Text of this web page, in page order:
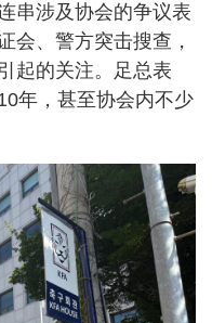
串涉及协会的争议表
会、警方突击搜查，
起的关注。足总表
年，甚至协会内不少